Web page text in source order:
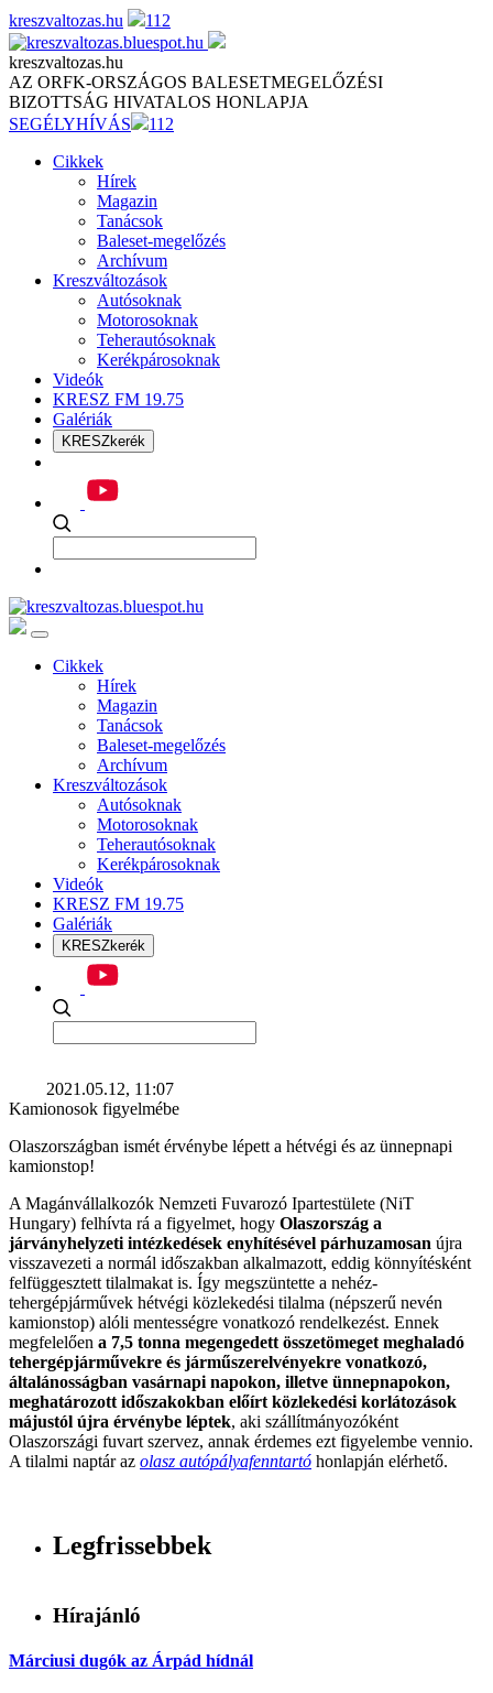
Skip
to
content
kreszvaltozas.hu 112
kreszvaltozas.hu
AZ ORFK-ORSZÁGOS BALESETMEGELŐZÉSI
BIZOTTSÁG HIVATALOS HONLAPJA
SEGÉLYHÍVÁS
112
Cikkek
Hírek
Magazin
Tanácsok
Baleset-megelőzés
Archívum
Kreszváltozások
Autósoknak
Motorosoknak
Teherautósoknak
Kerékpárosoknak
Videók
KRESZ FM 19.75
Galériák
KRESZkerék
Cikkek
Hírek
Magazin
Tanácsok
Baleset-megelőzés
Archívum
Kreszváltozások
Autósoknak
Motorosoknak
Teherautósoknak
Kerékpárosoknak
Videók
KRESZ FM 19.75
Galériák
KRESZkerék
2021.05.12, 11:07
Kamionosok figyelmébe
Olaszországban ismét érvénybe lépett a hétvégi és az ünnepnapi
kamionstop!
A Magánvállalkozók Nemzeti Fuvarozó Ipartestülete (NiT
Hungary) felhívta rá a figyelmet, hogy Olaszország a
járványhelyzeti intézkedések enyhítésével párhuzamosan újra
visszavezeti a normál időszakban alkalmazott, eddig könnyítésként
felfüggesztett tilalmakat is. Így megszüntette a nehéz-
tehergépjárművek hétvégi közlekedési tilalma (népszerű nevén
kamionstop) alóli mentességre vonatkozó rendelkezést. Ennek
megfelelően a 7,5 tonna megengedett összetömeget meghaladó
tehergépjárművekre és járműszerelvényekre vonatkozó,
általánosságban vasárnapi napokon, illetve ünnepnapokon,
meghatározott időszakokban előírt közlekedési korlátozások
májustól újra érvénybe léptek, aki szállítmányozóként
Olaszországi fuvart szervez, annak érdemes ezt figyelembe vennio.
A tilalmi naptár az olasz autópályafenntartó honlapján elérhető.
Legfrissebbek
Hírajánló
Márciusi dugók az Árpád hídnál